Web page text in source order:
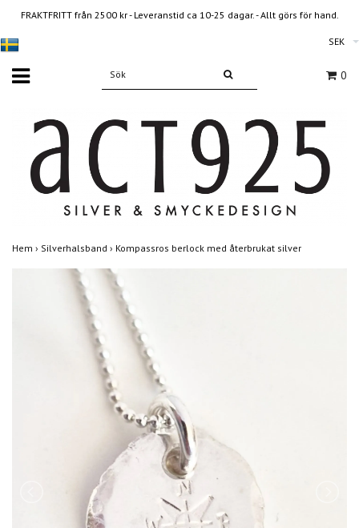
FRAKTFRITT från 2500 kr - Leveranstid ca 10-25 dagar. - Allt görs för hand.
SEK
0
Hem › Silverhalsband › Kompassros berlock med återbrukat silver